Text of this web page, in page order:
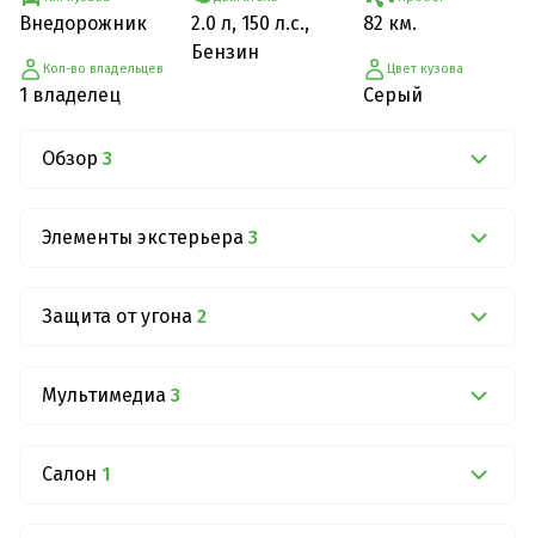
Внедорожник
Кол-во владельцев
1 владелец
2.0 л, 150 л.с.,
Бензин
82 км.
Цвет кузова
Серый
Обзор 3
Элементы экстерьера 3
Защита от угона 2
Мультимедиа 3
Салон 1